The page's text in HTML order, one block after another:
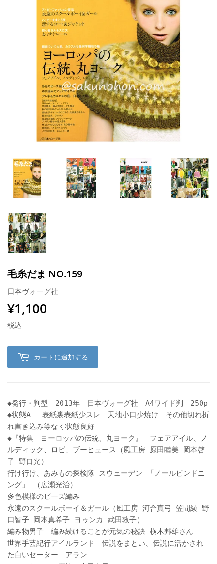
毛糸だま NO.159
日本ヴォーグ社
¥1,100
税込
カートに追加する
◆発行・判型 2013年 日本ヴォーグ社 A4ワイド判 250p
◆状態A- 表紙裏表紙少スレ 天地小口少焼け その他切れ折
れ書き込み等なく状態良好
◆『特集 ヨーロッパの伝統、丸ヨーク』 フェアアイル、ノ
ルディック、ロピ、ブーヒュース（風工房 原田睦美 岡本啓
子 野口光）
行け行け、あみもの探検隊 スウェーデン 「ノールビンドニ
ング」 （広瀬光治）
多色模様のビーズ編み
永遠のスクールボーイ＆ガール（風工房 河合真弓 笠間綾 野
口智子 岡本真希子 ヨゥンカ 武田敦子）
編み物男子 編み続けることが元気の秘訣 横木邦雄さん
世界手芸紀行アイルランド 伝説をまとい、伝説に活かされ
た白いセーター アラン